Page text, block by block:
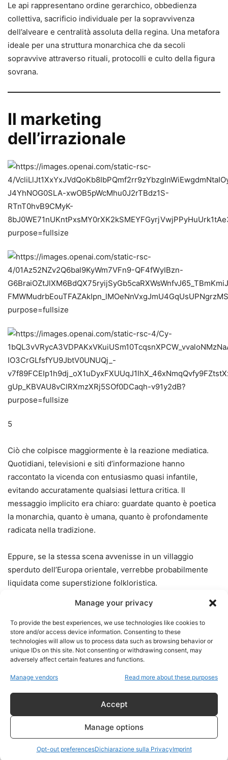
Manage your privacy
To provide the best experiences, we use technologies like cookies to
store and/or access device information. Consenting to these
technologies will allow us to process data such as browsing behavior or
unique IDs on this site. Not consenting or withdrawing consent, may
adversely affect certain features and functions.
Manage vendors Read more about these purposes
Accept
Manage options
Opt-out preferencesDichiarazione sulla PrivacyImprint
Le api rappresentano ordine gerarchico, obbedienza
collettiva, sacrificio individuale per la sopravvivenza
dell’alveare e centralità assoluta della regina. Una metafora
ideale per una struttura monarchica che da secoli
sopravvive attraverso rituali, protocolli e culto della figura
sovrana.
Il marketing
dell’irrazionale
5
Ciò che colpisce maggiormente è la reazione mediatica.
Quotidiani, televisioni e siti d’informazione hanno
raccontato la vicenda con entusiasmo quasi infantile,
evitando accuratamente qualsiasi lettura critica. Il
messaggio implicito era chiaro: guardate quanto è poetica
la monarchia, quanto è umana, quanto è profondamente
radicata nella tradizione.
Eppure, se la stessa scena avvenisse in un villaggio
sperduto dell’Europa orientale, verrebbe probabilmente
liquidata come superstizione folkloristica.
Quando però il rituale coinvolge Buckingham Palace, la
superstizione diventa “tradizione affascinante”.
È il doppio standard culturale dell’élite occidentale: il
folklore popolare viene deriso quando appartiene al
popolo, ma celebrato quando serve a romanticizzare il
La monarchia come
religione secolare